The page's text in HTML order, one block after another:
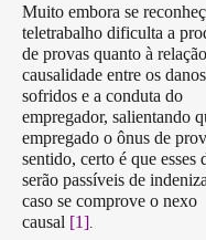
Muito embora se
teletrabalho dificulta a
de provas quanto à
causalidade entre os danos
sofridos e a conduta do
empregador, salientando
empregado o ônus de
sentido, certo é que esses
serão passíveis de
caso se comprove o nexo
causal [1]